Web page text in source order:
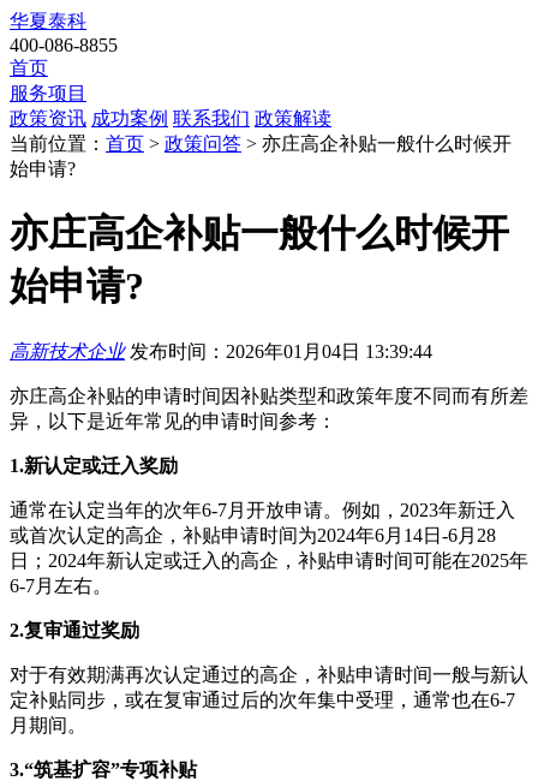
华夏泰科
400-086-8855
首页
服务项目
政策资讯 成功案例 联系我们 政策解读
当前位置： 首页 > 政策问答 > 亦庄高企补贴一般什么时候开
始申请?
亦庄高企补贴一般什么时候开
始申请?
高新技术企业 发布时间：2026年01月04日 13:39:44
亦庄高企补贴的申请时间因补贴类型和政策年度不同而有所差
异，以下是近年常见的申请时间参考：
1.新认定或迁入奖励
通常在认定当年的次年6-7月开放申请。例如，2023年新迁入
或首次认定的高企，补贴申请时间为2024年6月14日-6月28
日；2024年新认定或迁入的高企，补贴申请时间可能在2025年
6-7月左右。
2.复审通过奖励
对于有效期满再次认定通过的高企，补贴申请时间一般与新认
定补贴同步，或在复审通过后的次年集中受理，通常也在6-7
月期间。
3.“筑基扩容”专项补贴